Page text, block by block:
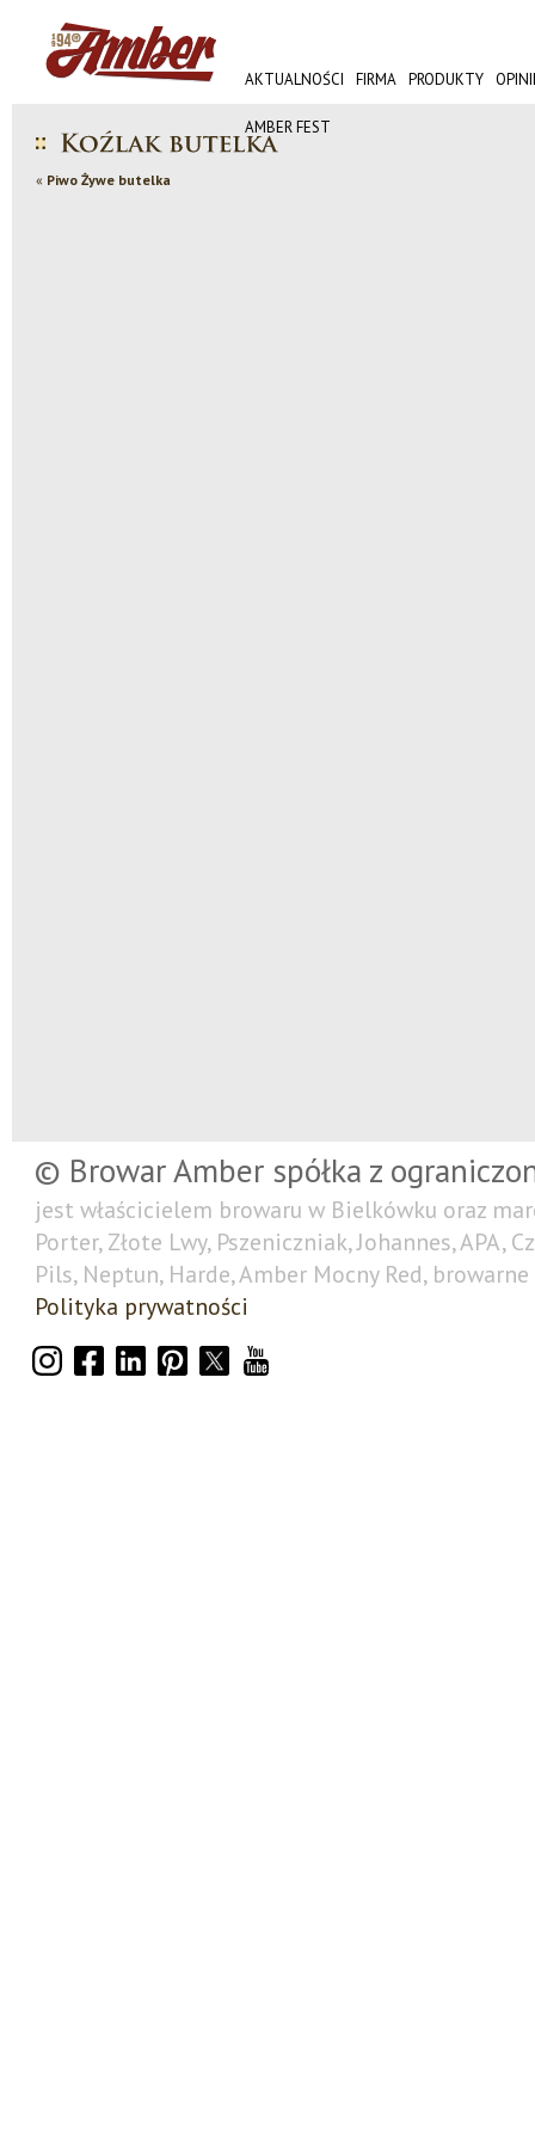
AKTUALNOŚCI FIRMA PRODUKTY
AMBER FEST
« Piwo Żywe butelka
© Browar Amber spółka z
jest właścicielem browaru w Bielkówku oraz
Porter, Złote Lwy, Pszeniczniak, Johannes, APA,
Pils, Neptun, Harde, Amber Mocny Red,
Polityka prywatności